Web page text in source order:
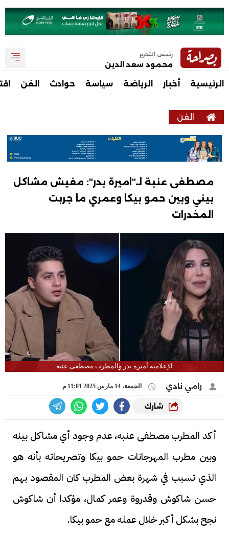
رئيس التحرير
محمود سعد الدين
الرئيسية أخبار الرياضة سياسة حوادث الفن
الفن
مصطفى عنبة لـ"اميرة بدر": مفيش مشاكل
بيني وبين حمو بيكا وعمري ما جربت
المخدرات
الإعلامية أميرة بدر والمطرب مصطفى عنبه
رامي نادي الجمعة، 14 مارس 2025 11:01 م
شارك
أكد المطرب مصطفى عنبه، عدم وجود أي مشاكل بينه
وبين مطرب المهرجانات حمو بيكا وتصريحاته بأنه هو
الذي تسبب في شهرة بعض المطرب كان المقصود بهم
حسن شاكوش وقدروة وعمر كمال، مؤكدا أن شاكوش
نجح بشكل أكبر خلال عمله مع حمو بيكا.